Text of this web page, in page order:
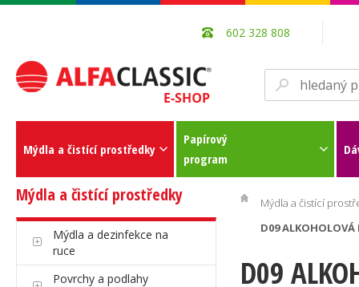
602 328 808
Mýdla a čistící prostředky
Papírový
program
Mýdla a čistící prostředky
Mýdla a dezinfekce na
ruce
Povrchy a podlahy
Mýdla a čistící
D09
D09